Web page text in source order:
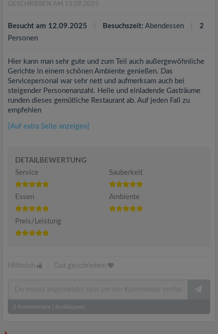
GESCHRIEBEN AM 13.09.2025
Besucht am 12.09.2025 Besuchszeit: Abendessen
2
Personen
Hier kann man sehr gute und zum Teil auch außergewöhnliche
Gerichte in einem schönen Ambiente genießen. Das
Servicepersonal war sehr nett und aufmerksam auch bei
steigender Personenanzahl. Helle und einladende Gasträume
runden dieses gemütliche Restaurant ab. Auf jeden Fall zu
empfehlen
[Auf extra Seite anzeigen]
DETAILBEWERTUNG
Service
Sauberkeit
Essen Ambiente
Preis/Leistung
Hilfreich Gut geschrieben
2 Kommentare Ausklappen